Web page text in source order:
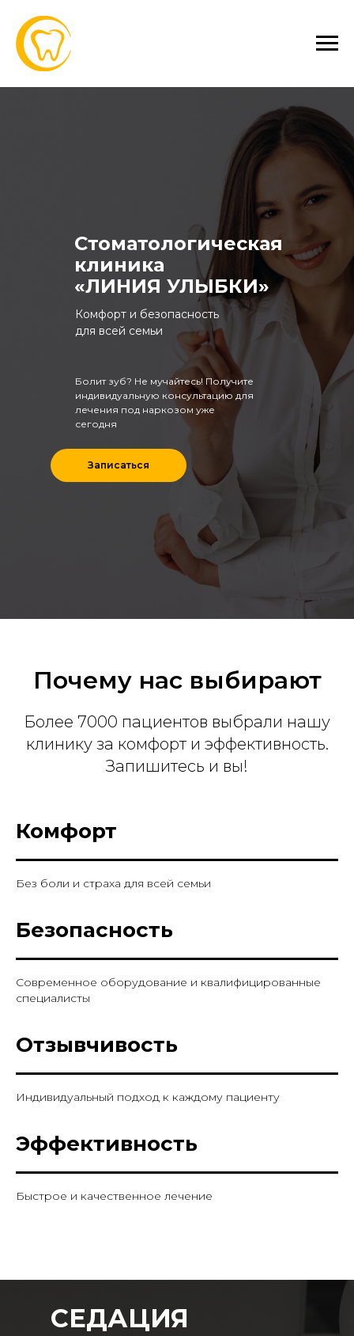
Стоматологическая
клиника
«ЛИНИЯ УЛЫБКИ»
Комфорт и безопасность
для всей семьи
Болит зуб? Не мучайтесь! Получите
индивидуальную консультацию для
лечения под наркозом уже
сегодня
Записаться
Почему нас выбирают
Более 7000 пациентов выбрали нашу
клинику за комфорт и эффективность.
Запишитесь и вы!
Комфорт
Без боли и страха для всей семьи
Безопасность
Современное оборудование и квалифицированные
специалисты
Отзывчивость
Индивидуальный подход к каждому пациенту
Эффективность
Быстрое и качественное лечение
СЕДАЦИЯ